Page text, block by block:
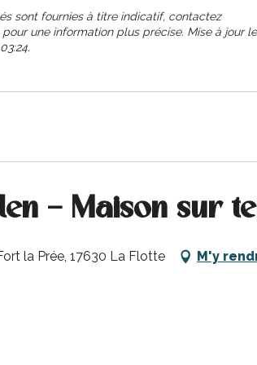
sont fournies à titre indicatif, contactez
une information plus précise. Mise à jour le
– Maison sur
la Prée, 17630 La Flotte M'y